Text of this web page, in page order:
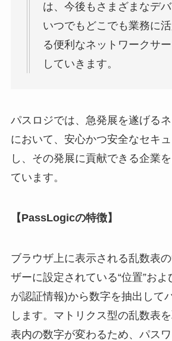
は、今後もさまざまなデバ
いつでもどこでも業務に
る便利なネットワークサ
していきます。
パスロジでは、急発展を遂げる
において、安心かつ安全なセキ
し、その発展に貢献できる企業
ています。
【PassLogicの特徴】
ブラウザ上に表示される乱数表
ザーに設定されている“位置”およ
が認証情報)から数字を抽出して
します。マトリクス型の乱数表
表内の数字が変わるため、パス